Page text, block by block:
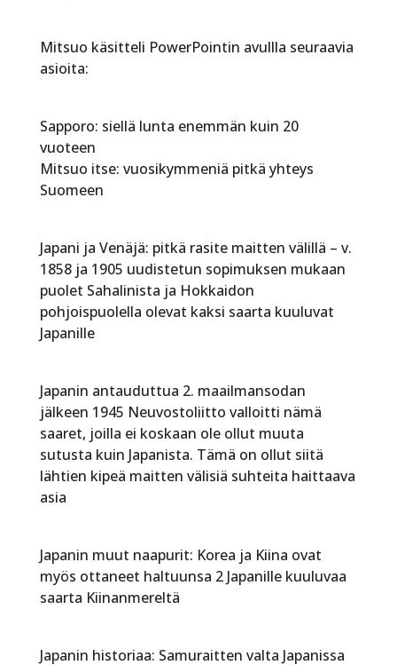
Mitsuo käsitteli PowerPointin avullla seuraavia
asioita:
Sapporo: siellä lunta enemmän kuin 20
vuoteen
Mitsuo itse: vuosikymmeniä pitkä yhteys
Suomeen
Japani ja Venäjä: pitkä rasite maitten välillä – v.
1858 ja 1905 uudistetun sopimuksen mukaan
puolet Sahalinista ja Hokkaidon
pohjoispuolella olevat kaksi saarta kuuluvat
Japanille
Japanin antauduttua 2. maailmansodan
jälkeen 1945 Neuvostoliitto valloitti nämä
saaret, joilla ei koskaan ole ollut muuta
sutusta kuin Japanista. Tämä on ollut siitä
lähtien kipeä maitten välisiä suhteita haittaava
asia
Japanin muut naapurit: Korea ja Kiina ovat
myös ottaneet haltuunsa 2 Japanille kuuluvaa
saarta Kiinanmereltä
Japanin historiaa: Samuraitten valta Japanissa